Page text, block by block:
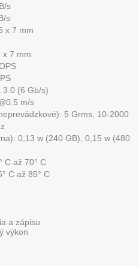
s
s
x 7 mm
x 7 mm
3.0 (6 Gb/s)
m/s
5 Grms, 10-2000
0,13 w (240 GB), 0,15 w (480
C až 70° C
C až 85° C
a zápisu
výkon